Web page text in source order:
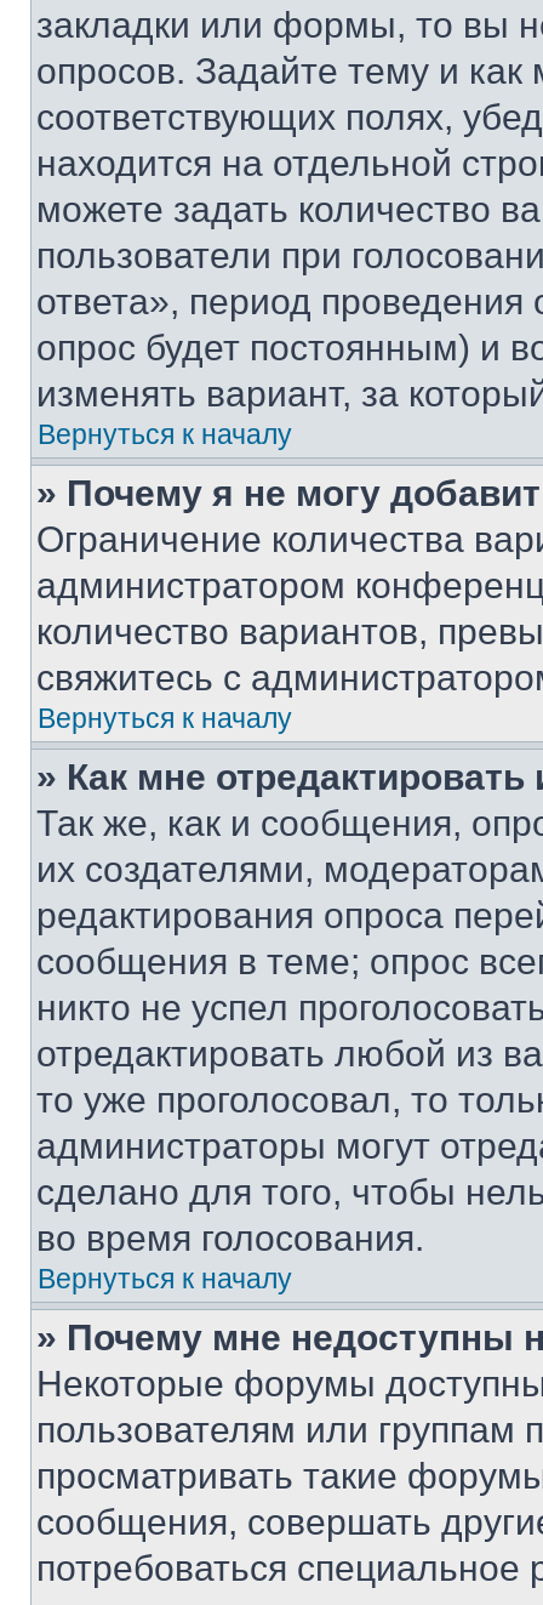
закладки или формы, то вы
опросов. Задайте тему и
соответствующих полях,
находится на отдельной
можете задать количество
пользователи при
ответа», период проведения
опрос будет постоянным) и
изменять вариант, за
Вернуться к началу
» Почему я не могу
Ограничение количества
администратором
количество вариантов,
свяжитесь с
Вернуться к началу
» Как мне
Так же, как и сообщения,
их создателями,
редактирования опроса
сообщения в теме; опрос
никто не успел
отредактировать любой из
то уже проголосовал, то
администраторы могут
сделано для того, чтобы
во время голосования.
Вернуться к началу
» Почему мне недоступны
Некоторые форумы
пользователям или группам
просматривать такие
сообщения, совершать
потребоваться